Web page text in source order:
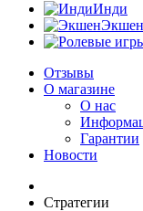
Инди
Экшен
Отзывы
О магазине
О нас
Гарантии
Новости
Стратегии